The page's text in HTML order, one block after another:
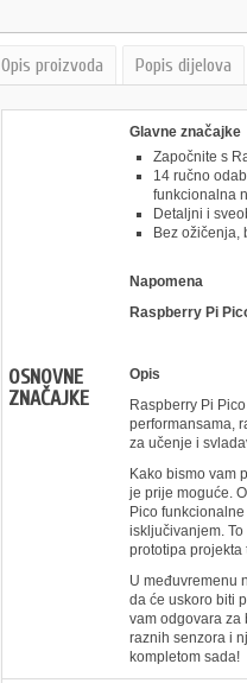
Opis proizvoda Popis dijelova
OSNOVNE
ZNAČAJKE
Glavne značajke
Započnite s
14 ručno
funkcionalna
Detaljni i
Bez ožičenja,
Napomena
Raspberry Pi
Opis
Raspberry Pi
performansama,
za učenje i
Kako bismo vam
je prije moguće.
Pico
isključivanjem.
prototipa projekta
U međuvremenu
da će uskoro biti
vam odgovara za
raznih senzora i
kompletom sada!